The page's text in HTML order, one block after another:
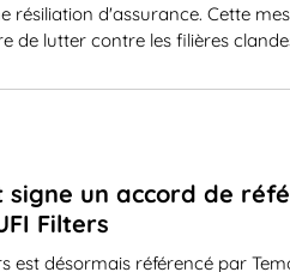
résiliation d'assurance. Cette
de lutter contre les filières
signe un accord de
Filters
est désormais référencé par